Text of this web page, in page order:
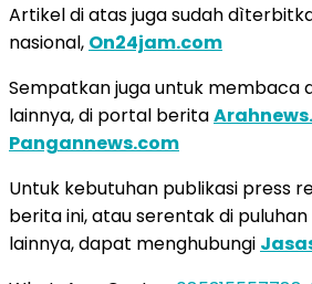
Artikel di atas juga sudah
nasional, On24jam.com
Sempatkan juga untuk membaca
lainnya, di portal berita
Pangannews.com
Untuk kebutuhan publikasi press
berita ini, atau serentak di
lainnya, dapat menghubungi